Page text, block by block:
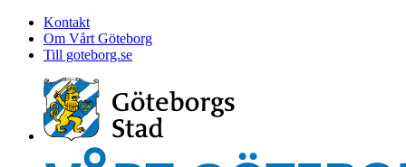
Kontakt
Om Vårt Göteborg
Till goteborg.se